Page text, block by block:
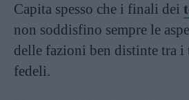
Capita spesso che i finali dei
non soddisfino sempre le
delle fazioni ben distinte tra i
fedeli.